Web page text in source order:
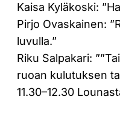
Kaisa Kyläkoski:
Pirjo Ovaskainen:
luvulla.”
Riku Salpakari:
ruoan kulutuksen
11.30–12.30